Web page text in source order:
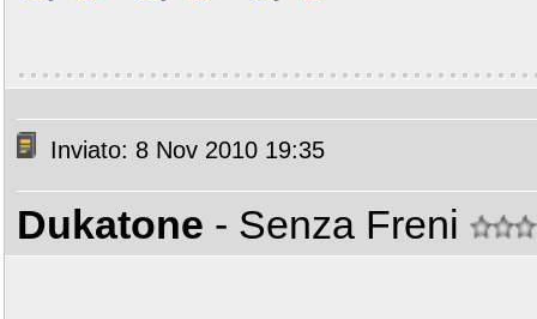
Inviato: 8 Nov 2010 19:35
Dukatone - Senza Freni